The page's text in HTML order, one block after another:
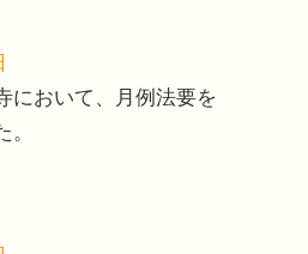
において、月例法要を